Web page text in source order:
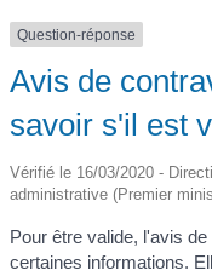
Question-réponse
Avis de
savoir s'il est
Vérifié le 16/03/2020 -
administrative (Premier
Pour être valide, l'avis
certaines informations.